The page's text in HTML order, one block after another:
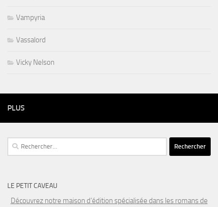
Vampyria
Vassalord
Vicky Nelson
PLUS
Rechercher :
LE PETIT CAVEAU
Découvrez notre maison d’édition spécialisée dans les romans de